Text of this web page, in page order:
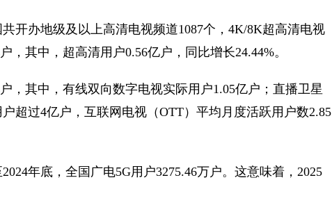
开办地级及以上高清电视频道1087个，4K/8K超高清电视
，其中，超高清用户0.56亿户，同比增长24.44%。
，其中，有线双向数字电视实际用户1.05亿户；直播卫星
超过4亿户，互联网电视（OTT）平均月度活跃用户数2.85
年底，全国广电5G用户3275.46万户。这意味着，2025